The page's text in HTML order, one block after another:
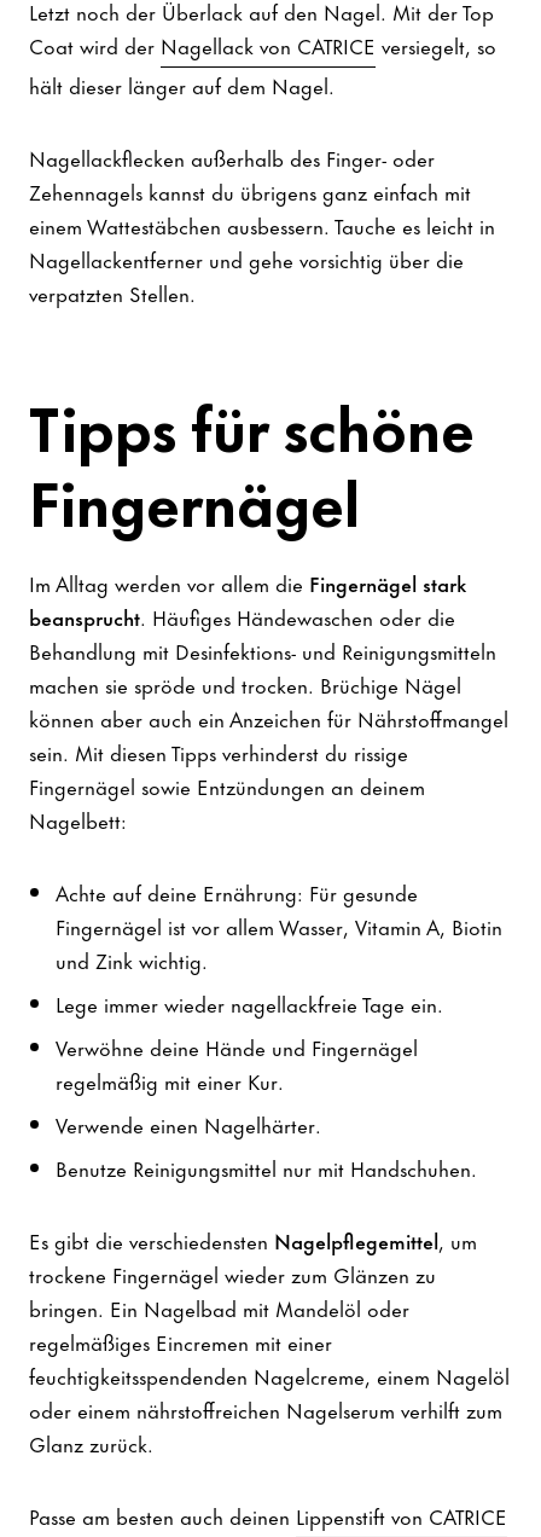
Letzt noch der Überlack auf den Nagel. Mit der Top
Coat wird der Nagellack von CATRICE versiegelt, so
hält dieser länger auf dem Nagel.
Nagellackflecken außerhalb des Finger- oder
Zehennagels kannst du übrigens ganz einfach mit
einem Wattestäbchen ausbessern. Tauche es leicht in
Nagellackentferner und gehe vorsichtig über die
verpatzten Stellen.
Tipps für schöne
Fingernägel
Im Alltag werden vor allem die Fingernägel stark
beansprucht. Häufiges Händewaschen oder die
Behandlung mit Desinfektions- und Reinigungsmitteln
machen sie spröde und trocken. Brüchige Nägel
können aber auch ein Anzeichen für Nährstoffmangel
sein. Mit diesen Tipps verhinderst du rissige
Fingernägel sowie Entzündungen an deinem
Nagelbett:
Achte auf deine Ernährung: Für gesunde
Fingernägel ist vor allem Wasser, Vitamin A, Biotin
und Zink wichtig.
Lege immer wieder nagellackfreie Tage ein.
Verwöhne deine Hände und Fingernägel
regelmäßig mit einer Kur.
Verwende einen Nagelhärter.
Benutze Reinigungsmittel nur mit Handschuhen.
Es gibt die verschiedensten Nagelpflegemittel, um
trockene Fingernägel wieder zum Glänzen zu
bringen. Ein Nagelbad mit Mandelöl oder
regelmäßiges Eincremen mit einer
feuchtigkeitsspendenden Nagelcreme, einem Nagelöl
oder einem nährstoffreichen Nagelserum verhilft zum
Glanz zurück.
Passe am besten auch deinen Lippenstift von CATRICE